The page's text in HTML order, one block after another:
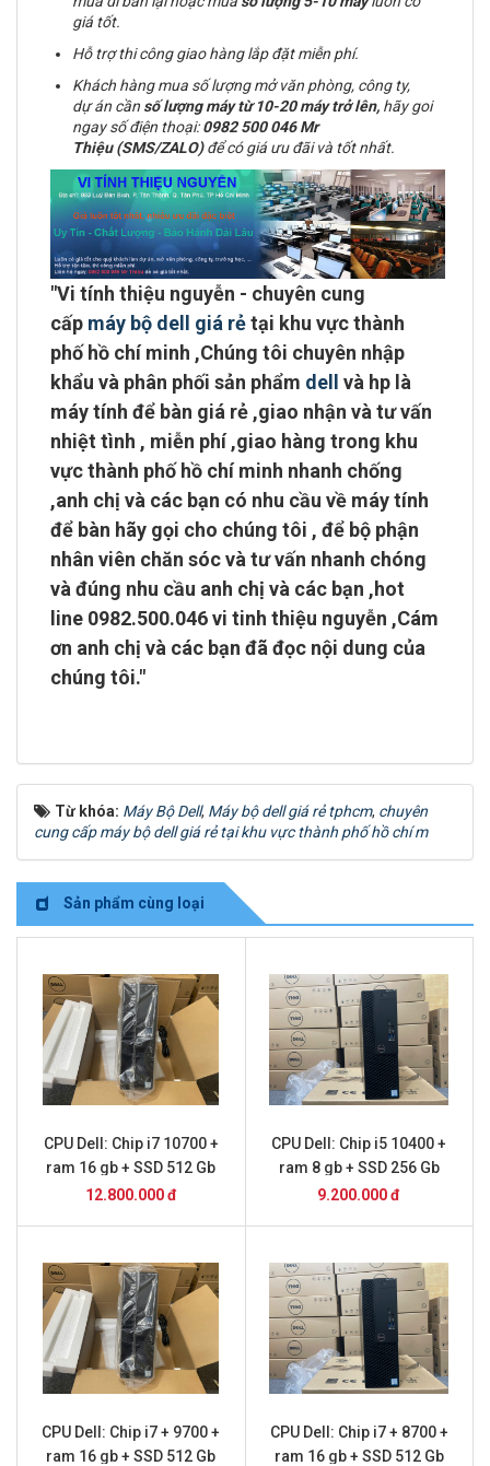
giá tốt.
Hỗ trợ thi công giao hàng lắp đặt miễn phí.
Khách hàng mua số lượng mở văn phòng, công ty,
dự án cần số lượng máy từ 10-20 máy trở lên, hãy goi
ngay số điện thoại:0982 500 046 Mr
Thiệu (SMS/ZALO)để có giá ưu đãi và tốt nhất.
"Vi tính thiệu nguyễn - chuyên cung
cấp máy bộ dell giá rẻtại khu vựcthành
phố hồ chí minh ,Chúng tôi chuyên nhập
khẩu và phân phối sản phẩm dell
và hp là
máy tính để bàn giá rẻ ,giao nhận và tư vấn
nhiệt tình , miễn phí ,giao hàng trong khu
vực thành phố hồ chí minh nhanh chống
,anh chị và các bạn có nhu cầu về máy tính
để bàn hãy gọi cho chúng tôi , để bộ phận
nhân viên chăn sóc và tư vấn nhanh chóng
và đúng nhu cầu anh chị và các bạn ,hot
line 0982.500.046 vi tinh thiệu nguyễn ,Cám
ơn anh chị và các bạn đã đọc nội dung của
chúng tôi."
Từ khóa: Máy Bộ Dell, Máy bộ dell giá rẻ tphcm, chuyên
cung cấp máy bộ dell giá rẻ tại khu vực thành phố hồ chí m
Sản phẩm cùng loại
CPU Dell: Chip i7 10700 +
ram 16 gb + SSD 512 Gb
12.800.000 đ
CPU Dell: Chip i5 10400 +
ram 8 gb + SSD 256 Gb
9.200.000 đ
CPU Dell: Chip i7 + 9700 +
ram 16 gb + SSD 512 Gb
CPU Dell: Chip i7 + 8700 +
ram 16 gb + SSD 512 Gb